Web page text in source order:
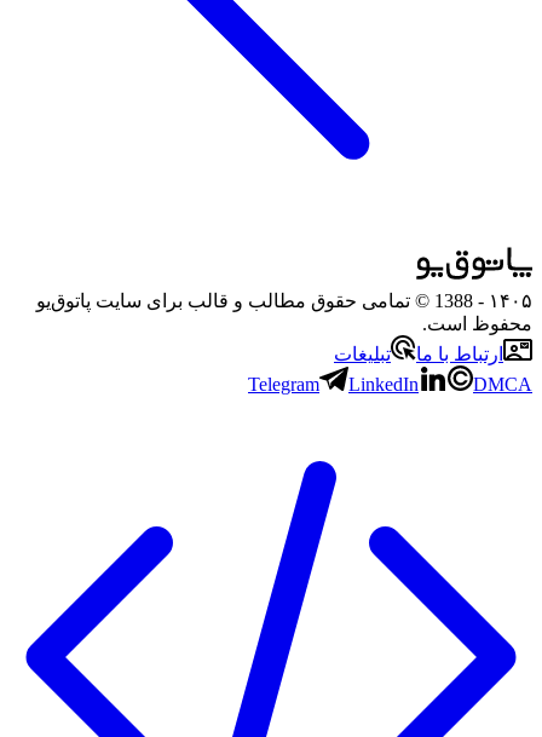
۱۴۰۵
- 1388 © تمامی حقوق مطالب و قالب برای سایت پاتوق‌یو
محفوظ است.
ارتباط با ما
تبلیغات
Telegram
LinkedIn DMCA